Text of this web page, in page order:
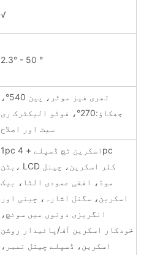
√
2.3° - 50 °
تھری فیز موٹر، ​​پین 540°،
جھکاؤ:270°، فوٹو الیکٹرک ری
سیٹ اور اصلاح
1pc اسکرین ٹچ ڈسپلے + 4pc
بٹن، LCD کلر اسکرین، چینل
موڈ، افقی عمودی الٹا، بیک
اسکرین، سگنل اشارہ، چینی اور
انگریزی دونوں میں سوئچ،
خودکار اسکرین آف/پائیدار روشن
اسکرین، ڈسپلے چینل نمبر،